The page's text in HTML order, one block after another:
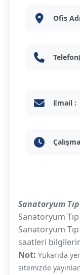
Ofis
Email :
Sanatoryum
Sanatoryum
Sanatoryum
saatleri
Not: Yukarıda
sitemizde